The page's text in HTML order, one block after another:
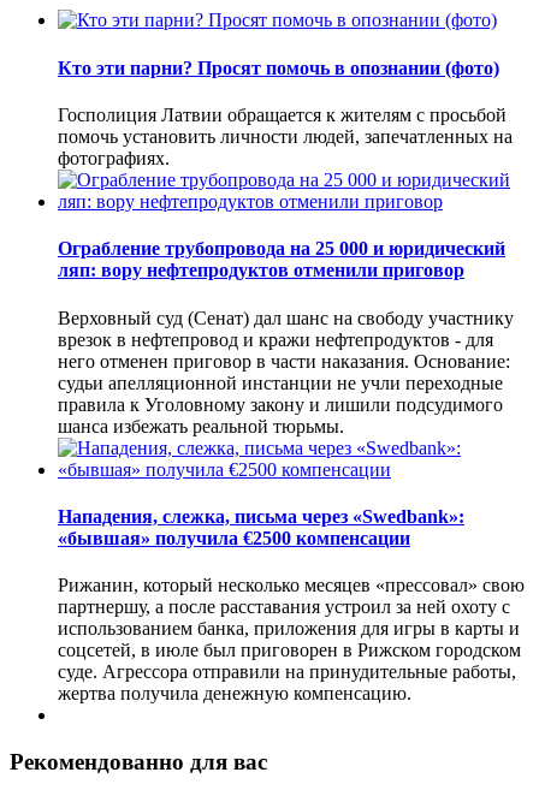
Кто эти парни? Просят помочь в опознании (фото)
Госполиция Латвии обращается к жителям с просьбой
помочь установить личности людей, запечатленных на
фотографиях.
Ограбление трубопровода на 25 000 и юридический
ляп: вору нефтепродуктов отменили приговор
Верховный суд (Сенат) дал шанс на свободу участнику
врезок в нефтепровод и кражи нефтепродуктов - для
него отменен приговор в части наказания. Основание:
судьи апелляционной инстанции не учли переходные
правила к Уголовному закону и лишили подсудимого
шанса избежать реальной тюрьмы.
Нападения, слежка, письма через «Swedbank»:
«бывшая» получила €2500 компенсации
Рижанин, который несколько месяцев «прессовал» свою
партнершу, а после расставания устроил за ней охоту с
использованием банка, приложения для игры в карты и
соцсетей, в июле был приговорен в Рижском городском
суде. Агрессора отправили на принудительные работы,
жертва получила денежную компенсацию.
Рекомендованно для вас